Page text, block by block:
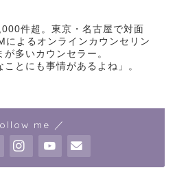
件超。東京・名古屋で対面
によるオンラインカウンセリン
多いカウンセラー。
とにも事情があるよね」。
me ／